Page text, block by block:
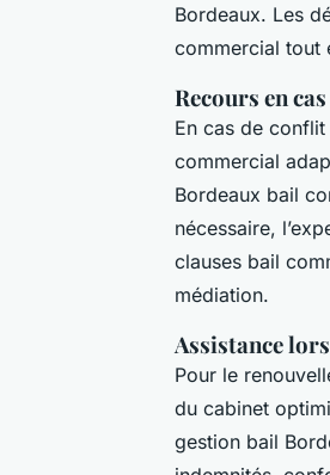
Bordeaux. Les
commercial tout
Recours en
En cas de
commercial
Bordeaux bail
nécessaire,
clauses bail
médiation.
Assistance
Pour le
du cabinet
gestion bail